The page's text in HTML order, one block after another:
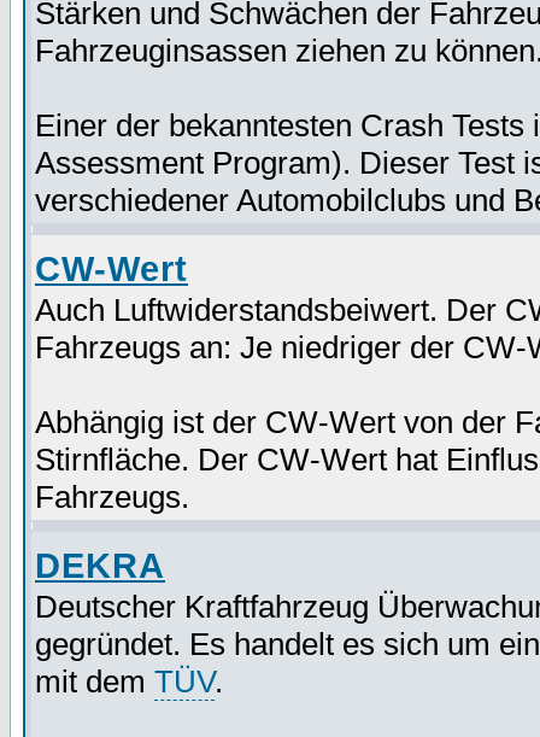
Stärken und Schwächen der
Fahrzeuginsassen ziehen zu
Einer der bekanntesten Crash
Assessment Program). Dieser Test
verschiedener Automobilclubs und
CW-Wert
Auch Luftwiderstandsbeiwert. Der
Fahrzeugs an: Je niedriger der
Abhängig ist der CW-Wert von der
Stirnfläche. Der CW-Wert hat
Fahrzeugs.
DEKRA
Deutscher Kraftfahrzeug
gegründet. Es handelt es sich um
mit dem TÜV.